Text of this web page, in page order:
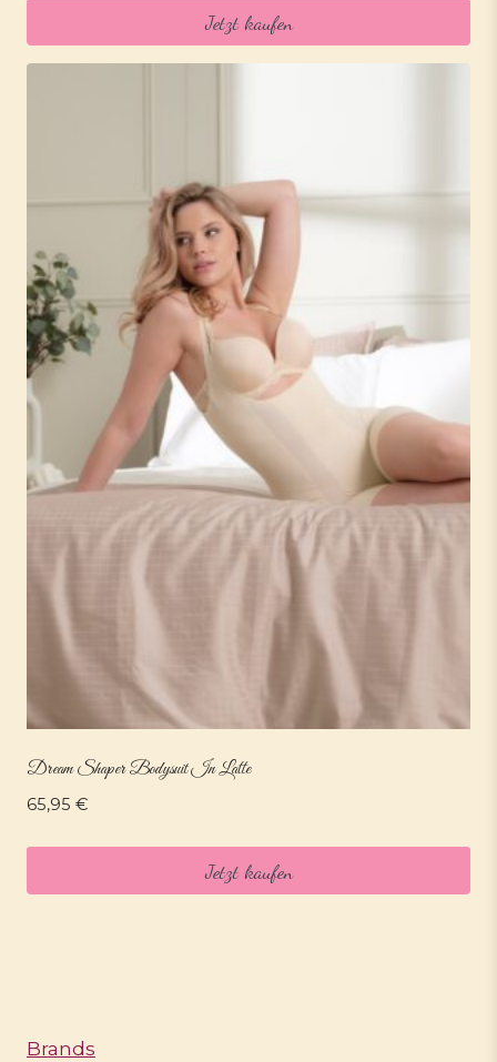
Jetzt kaufen
Dream Shaper Bodysuit In Latte
65,95 €
Jetzt kaufen
Brands